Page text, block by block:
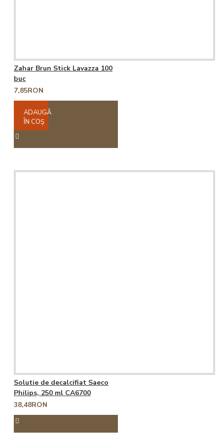
Zahar Brun Stick Lavazza 100
buc
7,85RON
ADAUGĂ
ÎN COŞ
Solutie de decalcifiat Saeco
Philips, 250 ml CA6700
38,48RON